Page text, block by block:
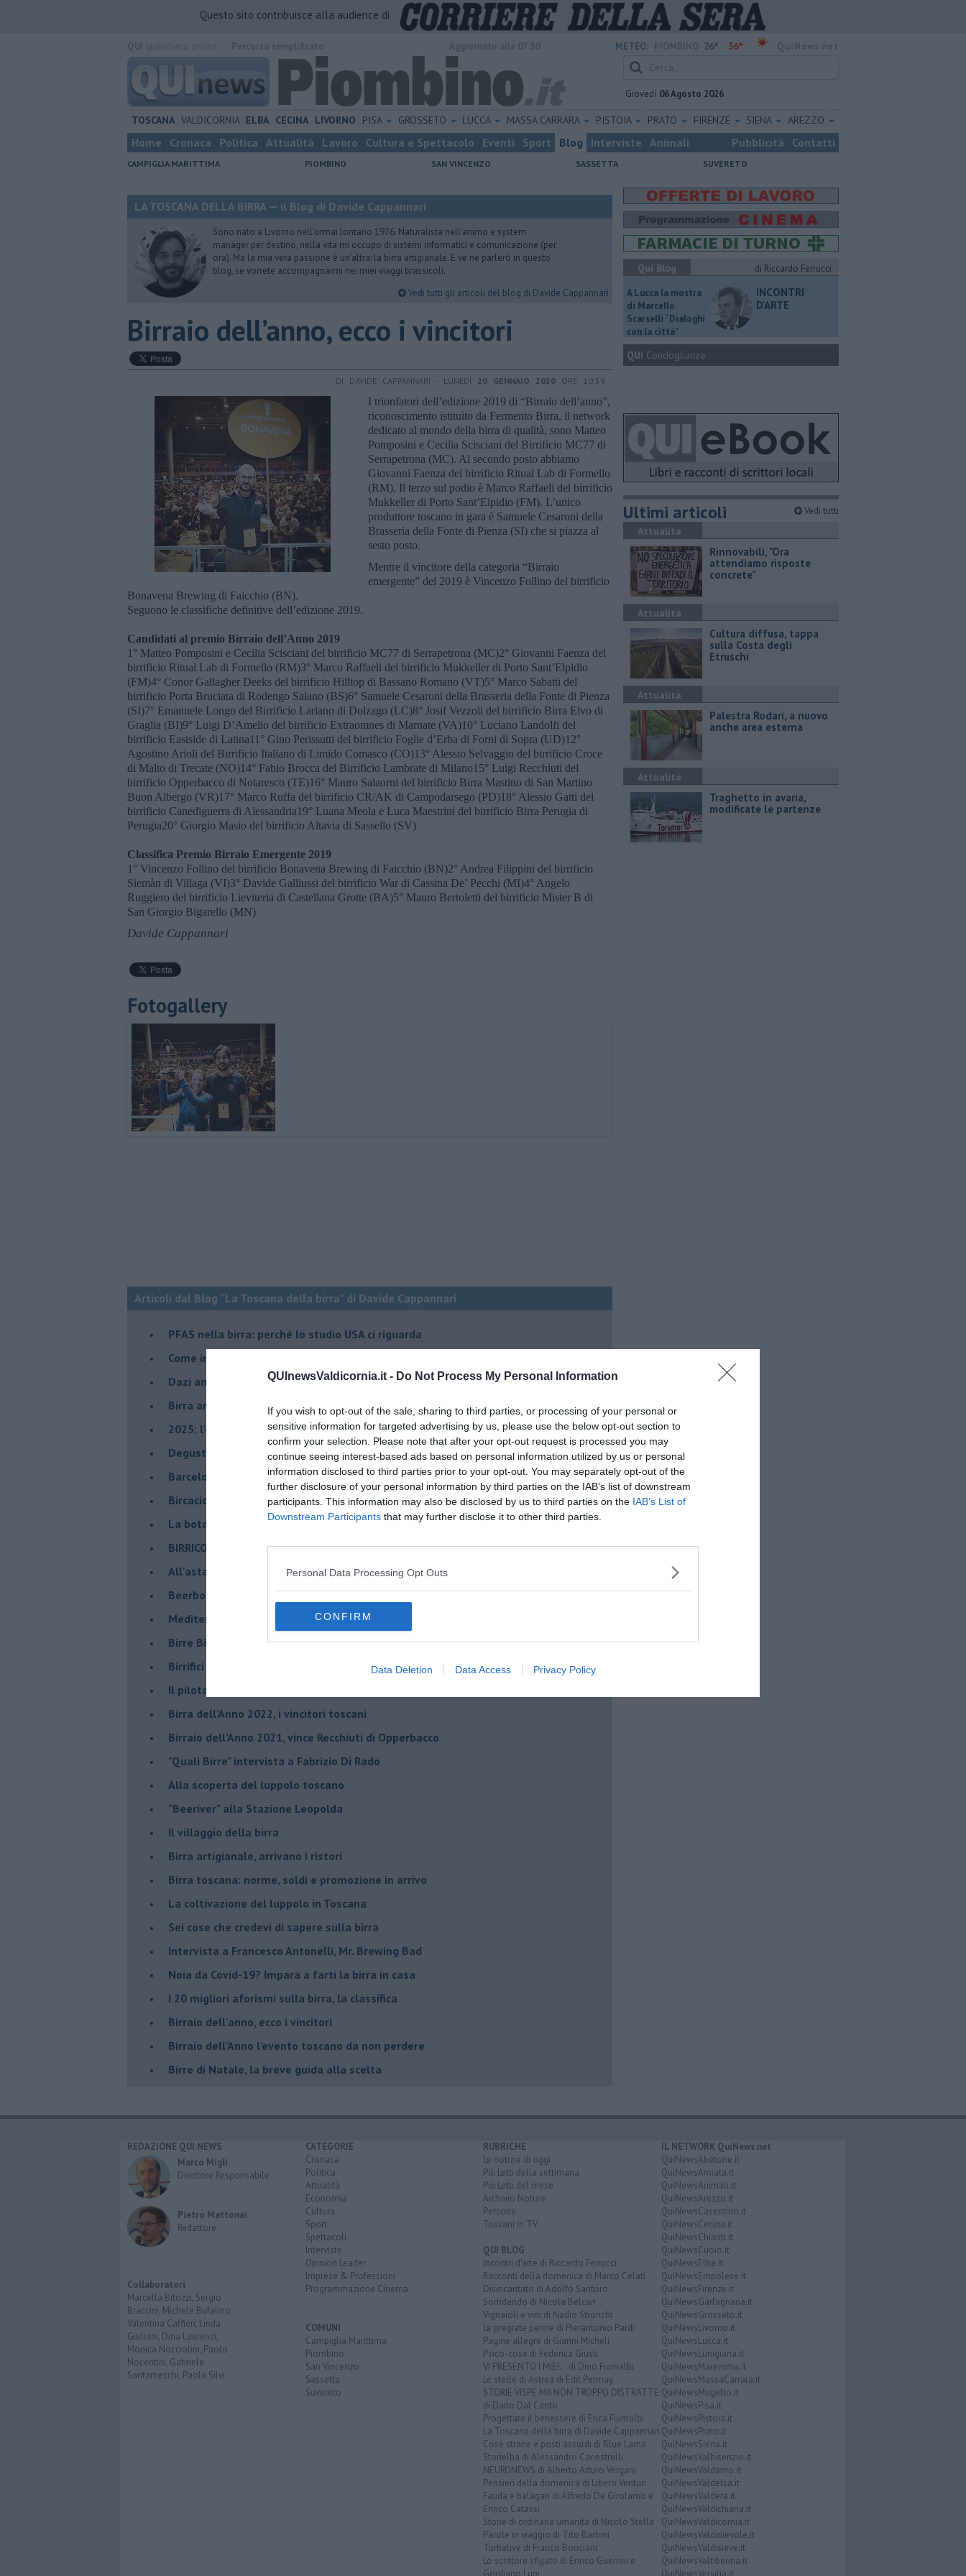
QUInewsValdicornia.it - Do Not Process My Personal Information
If you wish to opt-out of the sale, sharing to third parties, or processing of your personal or
sensitive information for targeted advertising by us, please use the below opt-out section to
confirm your selection. Please note that after your opt-out request is processed you may
continue seeing interest-based ads based on personal information utilized by us or personal
information disclosed to third parties prior to your opt-out. You may separately opt-out of the
further disclosure of your personal information by third parties on the IAB’s list of downstream
participants. This information may also be disclosed by us to third parties on the IAB’s List of
Downstream Participants that may further disclose it to other third parties.
Personal Data Processing Opt Outs
CONFIRM
Data Deletion Data Access Privacy Policy
Questo sito contribuisce alla audience di
METEO: 26° 36°
Giovedì 06 Agosto 2026
TOSCANA VALDICORNIA ELBA CECINA LIVORNO PISA GROSSETO LUCCA MASSA CARRARA PISTOIA PRATO FIRENZE SIENA AREZZO
Home Cronaca Politica Attualità Lavoro Cultura e Spettacolo Eventi Sport Blog Interviste Animali Pubblicità Contatti
CAMPIGLIA MARITTIMA PIOMBINO SAN VINCENZO SASSETTA SUVERETO
LA TOSCANA DELLA BIRRA — il Blog di Davide Cappannari
Sono nato a Livorno nell’ormai lontano 1976. Naturalista nell’animo e system
manager per destino, nella vita mi occupo di sistemi informatici e comunicazione (per
ora). Ma la mia vera passione è un’altra: la birra artigianale. E ve ne parlerò in questo
blog, se vorrete accompagnarmi nei miei viaggi brassicoli.
Vedi tutti gli articoli del blog di Davide Cappannari
​Birraio dell’anno, ecco i vincitori
DI DAVIDE CAPPANNARI - LUNEDÌ 20 GENNAIO 2020 ORE 10:59
I trionfatori dell’edizione 2019 di “Birraio dell’anno”,
riconoscimento istituito da Fermento Birra, il network
dedicato al mondo della birra di qualità, sono Matteo
Pomposini e Cecilia Scisciani del Birrificio MC77 di
Serrapetrona (MC). Al secondo posto abbiamo
Giovanni Faenza del birrificio Ritual Lab di Formello
(RM). Il terzo sul podio è Marco Raffaeli del birrificio
Mukkeller di Porto Sant’Elpidio (FM). L’unico
produttore toscano in gara è Samuele Cesaroni della
Brasseria della Fonte di Pienza (SI) che si piazza al
sesto posto.
Mentre il vincitore della categoria “Birraio
emergente” del 2019 è Vincenzo Follino del birrificio
Bonavena Brewing di Faicchio (BN).
Seguono le classifiche definitive dell’edizione 2019.
Candidati al premio Birraio dell’Anno 2019
1° Matteo Pomposini e Cecilia Scisciani del birrificio MC77 di Serrapetrona (MC)2° Giovanni Faenza del
birrificio Ritual Lab di Formello (RM)3° Marco Raffaeli del birrificio Mukkeller di Porto Sant’Elpidio
(FM)4° Conor Gallagher Deeks del birrificio Hilltop di Bassano Romano (VT)5° Marco Sabatti del
birrificio Porta Bruciata di Rodengo Saiano (BS)6° Samuele Cesaroni della Brasseria della Fonte di Pienza
(SI)7° Emanuele Longo del Birrificio Lariano di Dolzago (LC)8° Josif Vezzoli del birrificio Birra Elvo di
Graglia (BI)9° Luigi D’Amelio del birrificio Extraomnes di Marnate (VA)10° Luciano Landolfi del
birrificio Eastside di Latina11° Gino Perissutti del birrificio Foglie d’Erba di Forni di Sopra (UD)12°
Agostino Arioli del Birrificio Italiano di Limido Comasco (CO)13° Alessio Selvaggio del birrificio Croce
di Malto di Trecate (NO)14° Fabio Brocca del Birrificio Lambrate di Milano15° Luigi Recchiuti del
birrificio Opperbacco di Notaresco (TE)16° Mauro Salaorni del birrificio Birra Mastino di San Martino
Buon Albergo (VR)17° Marco Ruffa del birrificio CR/AK di Campodarsego (PD)18° Alessio Gatti del
birrificio Canediguerra di Alessandria19° Luana Meola e Luca Maestrini del birrificio Birra Perugia di
Perugia20° Giorgio Masio del birrificio Altavia di Sassello (SV)
Classifica Premio Birraio Emergente 2019
1° Vincenzo Follino del birrificio Bonavena Brewing di Faicchio (BN)2° Andrea Filippini del birrificio
Siemàn di Villaga (VI)3° Davide Galliussi del birrificio War di Cassina De’ Pecchi (MI)4° Angelo
Ruggiero del birrificio Lieviteria di Castellana Grotte (BA)5° Mauro Bertoletti del birrificio Mister B di
San Giorgio Bigarello (MN)
Davide Cappannari
Fotogallery
Articoli dal Blog “La Toscana della birra” di Davide Cappannari
​PFAS nella birra: perché lo studio USA ci riguarda
​Come in birrificio, su Titano fermenta la vita?
Dazi amari per la birra artigianale
​Birra artigianale minacciata dagli aumenti CONAI
​2025: l'effetto Salvini su birra, vino e patente
​Degustazioni AIBAM a Birricola
​Barcelona Beer Challenger: i vincitori in Toscana
Bircacio, dagli scarti della birra al pecorino
​La botanica della Birra, a Pisa il 20 ottobre
BIRRICOLA il festival della birra toscana
​All'asta la casa dello storico birrificio J63
Beerbone, la birra nata in laboratorio che fa bene alla salute
Mediterranea Oktoberfest, la festa della Birra di Mare
​Birre Bio e Gluten free: ecco le vincenti toscane
​Birrifici in subbuglio:Mr.Malt passa di proprietà
​Il pilota pacifista polacco che ama la birra
​Birra dell’Anno 2022, i vincitori toscani
Birraio dell’Anno 2021, vince Recchiuti di Opperbacco
"Quali Birre" intervista a Fabrizio Di Rado
​Alla scoperta del luppolo toscano
"Beeriver" alla Stazione Leopolda
Il villaggio della birra
Birra artigianale, arrivano i ristori
Birra toscana: norme, soldi e promozione in arrivo
La coltivazione del luppolo in Toscana
Sei cose che credevi di sapere sulla birra
Intervista a Francesco Antonelli, Mr. Brewing Bad
Noia da Covid-19? Impara a farti la birra in casa
I 20 migliori aforismi sulla birra, la classifica
​Birraio dell’anno, ecco i vincitori
​Birraio dell’Anno l’evento toscano da non perdere
Birre di Natale, la breve guida alla scelta
Qui Blog
di Riccardo Ferrucci
A Lucca la mostra
di Marcello
Scarselli “Dialoghi
con la città"
INCONTRI
D'ARTE
QUI Condoglianze
Ultimi articoli Vedi tutti
Attualità
Rinnovabili, "Ora
attendiamo risposte
concrete"
Attualità
Cultura diffusa, tappa
sulla Costa degli
Etruschi
Attualità
Palestra Rodari, a nuovo
anche area esterna
Attualità
Traghetto in avaria,
modificate le partenze
REDAZIONE QUI NEWS
Marco Migli
Direttore Responsabile
Pietro Mattonai
Redattore
Collaboratori
Marcella Bitozzi, Sergio
Braccini, Michele Bufalino,
Valentina Caffieri, Linda
Giuliani, Dina Laurenzi,
Monica Nocciolini, Paolo
Nocentini, Gabriele
Santarnecchi, Paola Silvi.
CATEGORIE
Cronaca
Politica
Attualità
Economia
Cultura
Sport
Spettacoli
Interviste
Opinion Leader
Imprese & Professioni
Programmazione Cinema
COMUNI
Campiglia Marittima
Piombino
San Vincenzo
Sassetta
Suvereto
RUBRICHE
Le notizie di oggi
Più Letti della settimana
Più Letti del mese
Archivio Notizie
Persone
Toscani in TV
QUI BLOG
Incontri d'arte di Riccardo Ferrucci
Racconti della domenica di Marco Celati
Disincantato di Adolfo Santoro
Sorridendo di Nicola Belcari
Vignaioli e vini di Nadio Stronchi
Le pregiate penne di Pierantonio Pardi
Pagine allegre di Gianni Micheli
Psico-cose di Federica Giusti
VI PRESENTO I MIEI... di Dino Fiumalbi
Le stelle di Astrea di Edit Permay
STORIE VISPE MA NON TROPPO DISTRATTE
di Dario Dal Canto
Progettare il benessere di Erica Fiumalbi
La Toscana della birra di Davide Cappannari
Cose strane e posti assurdi di Blue Lama
Storielba di Alessandro Canestrelli
NEURONEWS di Alberto Arturo Vergani
Pensieri della domenica di Libero Venturi
Fauda e balagan di Alfredo De Girolamo e
Enrico Catassi
Storie di ordinaria umanità di Nicolò Stella
Parole in viaggio di Tito Barbini
Turbative di Franco Bonciani
Lo scrittore sfigato di Enrico Guerrini e
Gordiano Lupi
IL NETWORK QuiNews.net
QuiNewsAbetone.it
QuiNewsAmiata.it
QuiNewsAnimali.it
QuiNewsArezzo.it
QuiNewsCasentino.it
QuiNewsCecina.it
QuiNewsChianti.it
QuiNewsCuoio.it
QuiNewsElba.it
QuiNewsEmpolese.it
QuiNewsFirenze.it
QuiNewsGarfagnana.it
QuiNewsGrosseto.it
QuiNewsLivorno.it
QuiNewsLucca.it
QuiNewsLunigiana.it
QuiNewsMaremma.it
QuiNewsMassaCarrara.it
QuiNewsMugello.it
QuiNewsPisa.it
QuiNewsPistoia.it
QuiNewsPrato.it
QuiNewsSiena.it
QuiNewsValbisenzio.it
QuiNewsValdarno.it
QuiNewsValdelsa.it
QuiNewsValdera.it
QuiNewsValdichiana.it
QuiNewsValdicornia.it
QuiNewsValdinievole.it
QuiNewsValdisieve.it
QuiNewsValtiberina.it
QuiNewsVersilia.it